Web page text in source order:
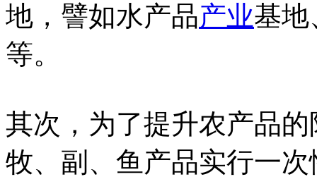
地，譬如水产品产业基地
等。
其次，为了提升农产品
牧、副、鱼产品实行一